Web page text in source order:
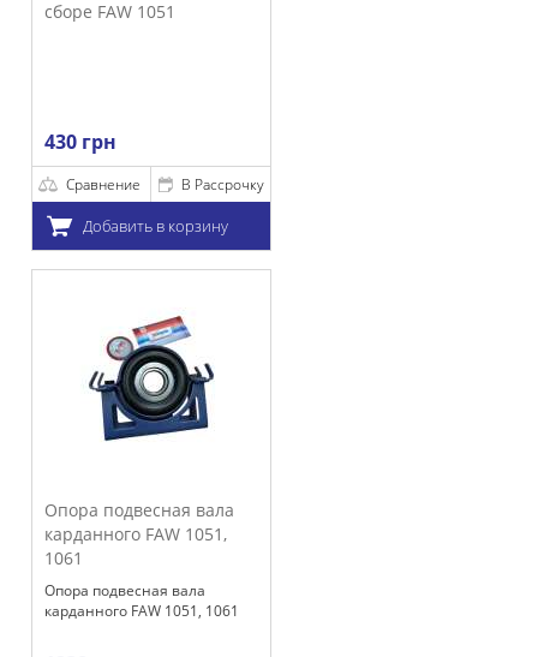
В Рассрочку
в корзину
вала
FAW 1051,
вала
1051, 1061